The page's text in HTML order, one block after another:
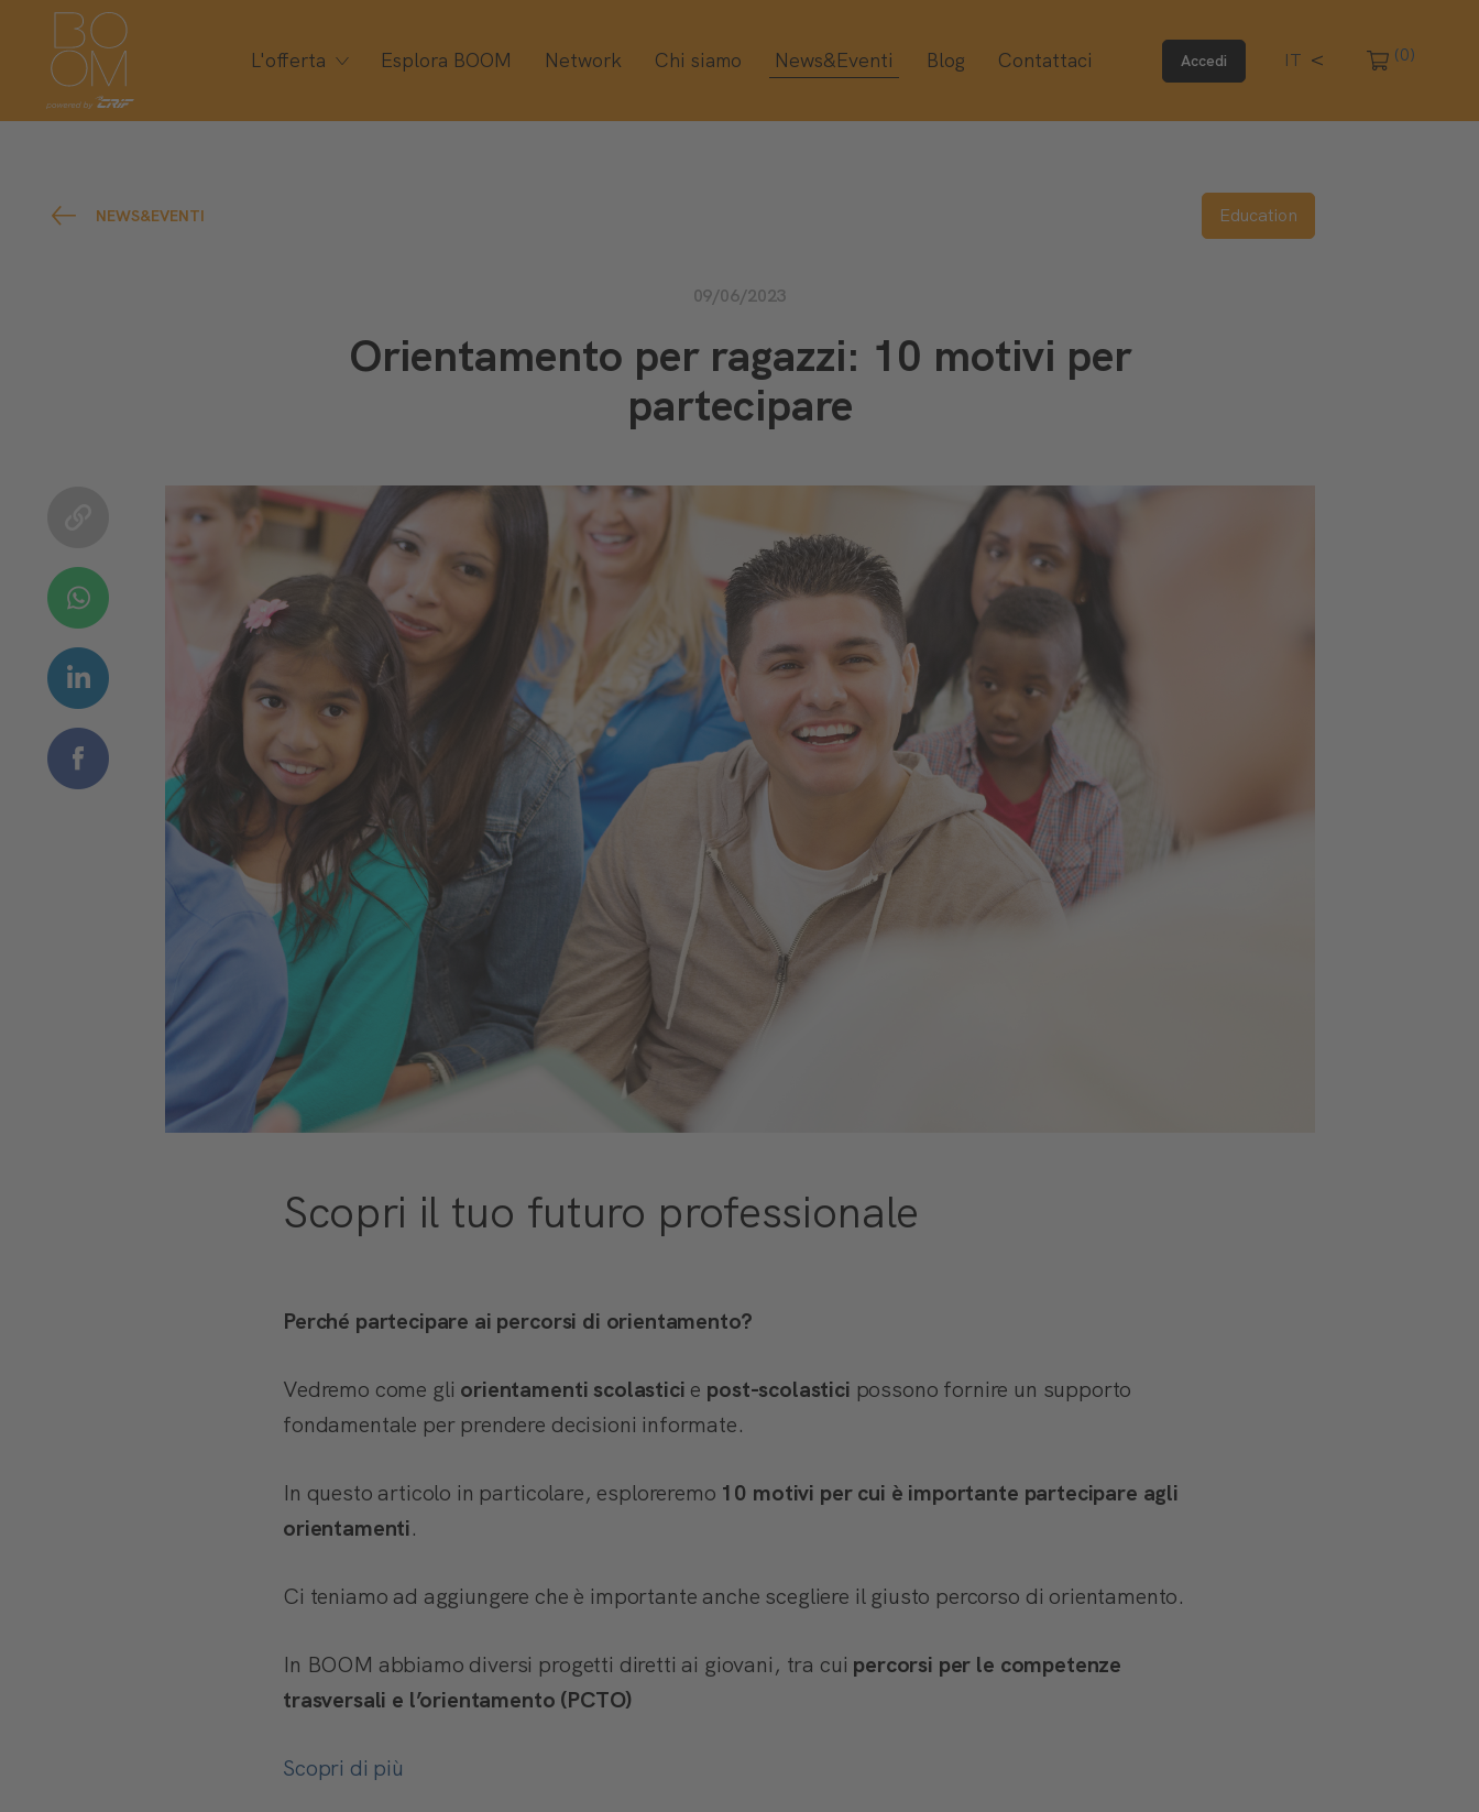
L'offerta Esplora BOOM Network Chi siamo News&Eventi Blog Contattaci Accedi IT (0)
NEWS&EVENTI Education
09/06/2023
Orientamento per ragazzi: 10 motivi per
partecipare
Scopri il tuo futuro professionale
Perché partecipare ai percorsi di orientamento?
Vedremo come gli orientamenti scolastici e post-scolastici possono fornire un supporto
fondamentale per prendere decisioni informate.
In questo articolo in particolare, esploreremo 10 motivi per cui è importante partecipare agli
orientamenti.
Ci teniamo ad aggiungere che è importante anche scegliere il giusto percorso di orientamento.
In BOOM abbiamo diversi progetti diretti ai giovani, tra cui percorsi per le competenze
trasversali e l’orientamento (PCTO)
Scopri di più